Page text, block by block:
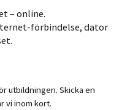
– online.
förbindelse, dator
utbildningen. Skicka en
vi inom kort.